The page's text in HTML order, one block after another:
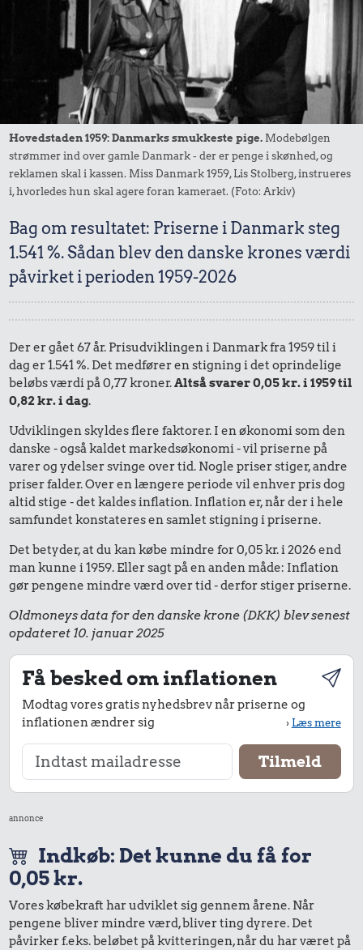
Hovedstaden 1959: Danmarks smukkeste pige. Modebølgen
strømmer ind over gamle Danmark - der er penge i skønhed, og
reklamen skal i kassen. Miss Danmark 1959, Lis Stolberg, instrueres
i, hvorledes hun skal agere foran kameraet. (Foto: Arkiv)
Bag om resultatet: Priserne i Danmark steg
1.541 %. Sådan blev den danske krones værdi
påvirket i perioden 1959-2026
Der er gået 67 år. Prisudviklingen i Danmark fra 1959 til i
dag er 1.541 %. Det medfører en stigning i det oprindelige
beløbs værdi på 0,77 kroner.Altså svarer 0,05 kr. i 1959 til
0,82 kr. i dag.
Udviklingen skyldes flere faktorer. I en økonomi som den
danske - også kaldet markedsøkonomi - vil priserne på
varer og ydelser svinge over tid. Nogle priser stiger, andre
priser falder. Over en længere periode vil enhver pris dog
altid stige - det kaldes inflation. Inflation er, når der i hele
samfundet konstateres en samlet stigning i priserne.
Det betyder, at du kan købe mindre for 0,05 kr. i 2026 end
man kunne i 1959. Eller sagt på en anden måde: Inflation
gør pengene mindre værd over tid - derfor stiger priserne.
Oldmoneys data for den danske krone (DKK) blev senest
opdateret 10. januar 2025
Få besked om inflationen
Modtag vores gratis nyhedsbrev når priserne og
inflationen ændrer sig
›Læs mere
annonce
Indkøb: Det kunne du få for
0,05 kr.
Vores købekraft har udviklet sig gennem årene. Når
pengene bliver mindre værd, bliver ting dyrere. Det
påvirker f.eks. beløbet på kvitteringen, når du har været på